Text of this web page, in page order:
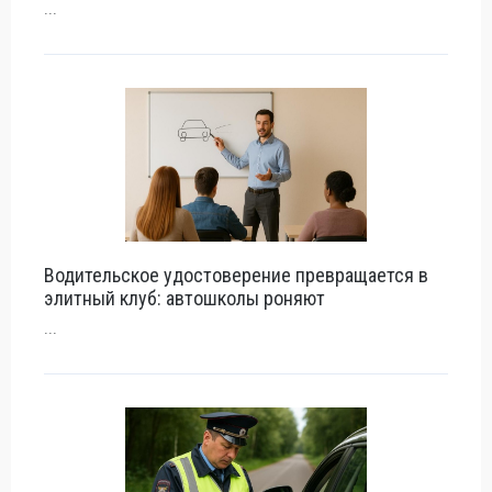
...
Водительское удостоверение превращается в
элитный клуб: автошколы роняют
...